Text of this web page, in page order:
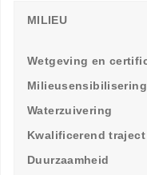
MILIEU
Wetgeving en
Milieusensibilisering
Waterzuivering
Kwalificerend traject
Duurzaamheid